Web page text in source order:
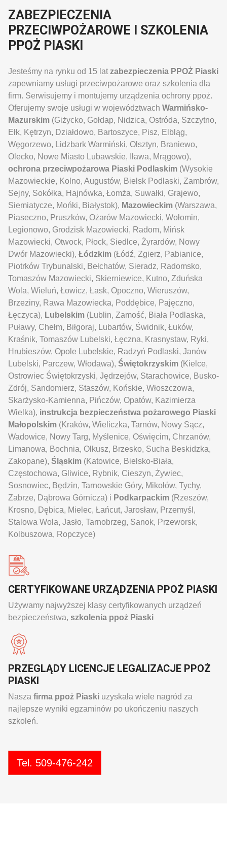
ZABEZPIECZENIA
PRZECIWPOŻAROWE I SZKOLENIA
PPOŻ PIASKI
Jesteśmy na rynku od 15 lat zabezpieczenia PPOŻ Piaski
zapewniamy usługi przeciwpożarowe oraz szkolenia dla
firm. Serwisujemy i montujemy urządzenia ochrony ppoż.
Oferujemy swoje usługi w województwach Warmińsko-
Mazurskim (Giżycko, Gołdap, Nidzica, Ostróda, Szczytno,
Ełk, Kętrzyn, Działdowo, Bartoszyce, Pisz, Elbląg,
Węgorzewo, Lidzbark Warmiński, Olsztyn, Braniewo,
Olecko, Nowe Miasto Lubawskie, Iława, Mrągowo),
ochrona przeciwpożarowa Piaski Podlaskim (Wysokie
Mazowieckie, Kolno, Augustów, Bielsk Podlaski, Zambrów,
Sejny, Sokółka, Hajnówka, Łomża, Suwałki, Grajewo,
Siemiatycze, Mońki, Białystok), Mazowieckim (Warszawa,
Piaseczno, Pruszków, Ożarów Mazowiecki, Wołomin,
Legionowo, Grodzisk Mazowiecki, Radom, Mińsk
Mazowiecki, Otwock, Płock, Siedlce, Żyrardów, Nowy
Dwór Mazowiecki), Łódzkim (Łódź, Zgierz, Pabianice,
Piotrków Trybunalski, Bełchatów, Sieradz, Radomsko,
Tomaszów Mazowiecki, Skierniewice, Kutno, Zduńska
Wola, Wieluń, Łowicz, Łask, Opoczno, Wieruszów,
Brzeziny, Rawa Mazowiecka, Poddębice, Pajęczno,
Łęczyca), Lubelskim (Lublin, Zamość, Biała Podlaska,
Puławy, Chełm, Biłgoraj, Lubartów, Świdnik, Łuków,
Kraśnik, Tomaszów Lubelski, Łęczna, Krasnystaw, Ryki,
Hrubieszów, Opole Lubelskie, Radzyń Podlaski, Janów
Lubelski, Parczew, Włodawa), Świętokrzyskim (Kielce,
Ostrowiec Świętokrzyski, Jędrzejów, Starachowice, Busko-
Zdrój, Sandomierz, Staszów, Końskie, Włoszczowa,
Skarżysko-Kamienna, Pińczów, Opatów, Kazimierza
Wielka), instrukcja bezpieczeństwa pożarowego Piaski
Małopolskim (Kraków, Wieliczka, Tarnów, Nowy Sącz,
Wadowice, Nowy Targ, Myślenice, Oświęcim, Chrzanów,
Limanowa, Bochnia, Olkusz, Brzesko, Sucha Beskidzka,
Zakopane), Śląskim (Katowice, Bielsko-Biała,
Częstochowa, Gliwice, Rybnik, Cieszyn, Żywiec,
Sosnowiec, Będzin, Tarnowskie Góry, Mikołów, Tychy,
Zabrze, Dąbrowa Górnicza) i Podkarpackim (Rzeszów,
Krosno, Dębica, Mielec, Łańcut, Jarosław, Przemyśl,
Stalowa Wola, Jasło, Tarnobrzeg, Sanok, Przeworsk,
Kolbuszowa, Ropczyce)
CERTYFIKOWANE URZĄDZENIA PPOŻ PIASKI
Używamy najwyższej klasy certyfikowanych urządzeń
bezpieczeństwa, szkolenia ppoż Piaski
PRZEGLĄDY LICENCJE LEGALIZACJE PPOŻ
PIASKI
Nasza firma ppoż Piaski uzyskała wiele nagród za
najlepsze wyniki egzaminów po ukończeniu naszych
szkoleń.
Tel. 509-476-242